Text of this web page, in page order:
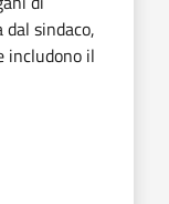
dal sindaco,
includono il